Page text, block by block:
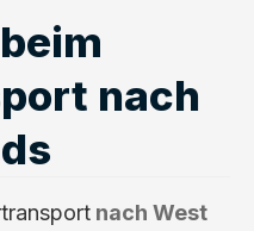
nach
nach West